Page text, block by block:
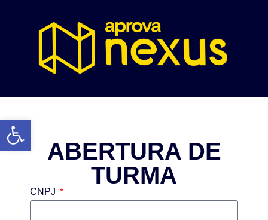
Abrir a barra de ferramentas
ABERTURA DE
TURMA
CNPJ